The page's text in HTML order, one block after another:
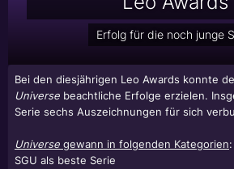
Erfolg für die noch junge
Bei den diesjährigen Leo Awards konnte
Universe beachtliche Erfolge erzielen.
Serie sechs Auszeichnungen für sich
Universe gewann in folgenden Kategorien:
SGU als beste Serie